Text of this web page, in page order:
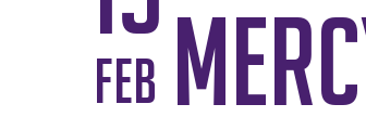
feb